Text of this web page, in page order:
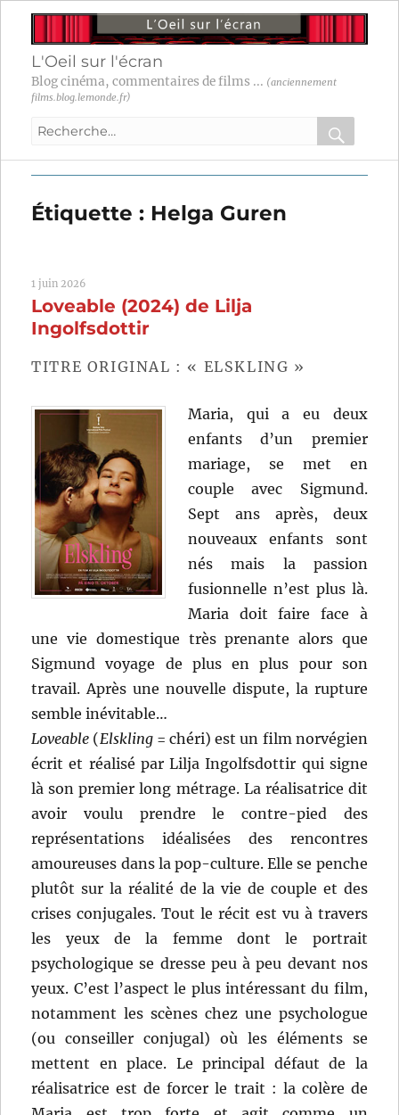
L'Oeil sur l'écran
Blog cinéma, commentaires de films ... (anciennement
films.blog.lemonde.fr)
Recherche
:
OK
Étiquette : Helga Guren
1 juin 2026
Loveable (2024) de Lilja
Ingolfsdottir
TITRE ORIGINAL : « ELSKLING »
Maria, qui a eu deux
enfants d’un premier
mariage, se met en
couple avec Sigmund.
Sept ans après, deux
nouveaux enfants sont
nés mais la passion
fusionnelle n’est plus là.
Maria doit faire face à
une vie domestique très prenante alors que
Sigmund voyage de plus en plus pour son
travail. Après une nouvelle dispute, la rupture
semble inévitable…
Loveable (Elskling= chéri) est un film norvégien
écrit et réalisé par Lilja Ingolfsdottir qui signe
là son premier long métrage. La réalisatrice dit
avoir voulu prendre le contre-pied des
représentations idéalisées des rencontres
amoureuses dans la pop-culture. Elle se penche
plutôt sur la réalité de la vie de couple et des
crises conjugales. Tout le récit est vu à travers
les yeux de la femme dont le portrait
psychologique se dresse peu à peu devant nos
yeux. C’est l’aspect le plus intéressant du film,
notamment les scènes chez une psychologue
(ou conseiller conjugal) où les éléments se
mettent en place. Le principal défaut de la
réalisatrice est de forcer le trait : la colère de